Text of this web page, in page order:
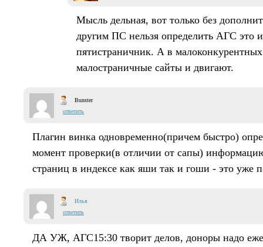
Мысль дельная, вот только без
другим ПС нельзя определить АГС это
пятистраничник. А в
малостраничные сайты и двигают.
Bunster
ответить
Плагин винка одновременно(причем быстро)
момент проверки(в отличии от сапы)
страниц в индексе как яши так и гоши - это уже
Илья
ответить
ДА УЖ, АГС15:30 творит делов, доноры надо